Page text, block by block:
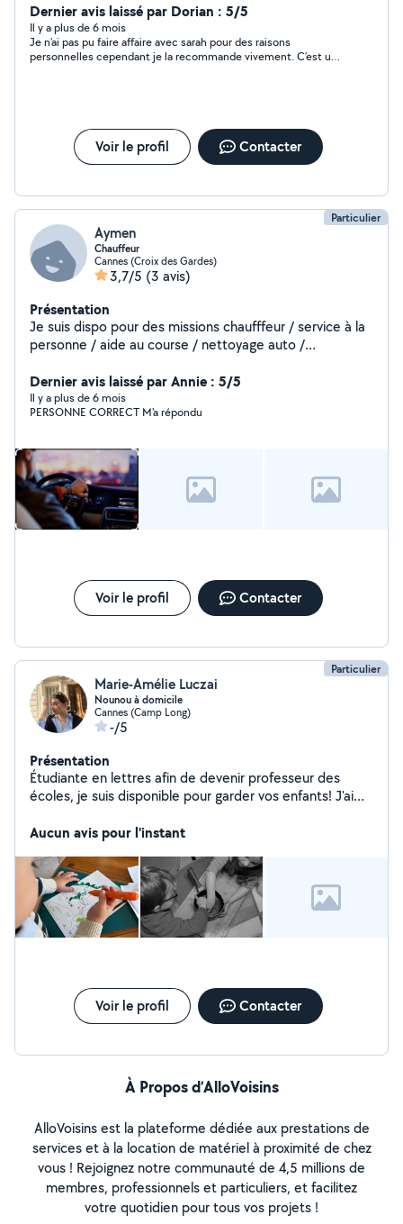
suis forte de plusieurs expériences dans le nettoyage
renforcé et la propreté, j'ai pu exercer en tant que
femme de chambre en hôtellerie, en équipage de
bateau, ainsi que pour des particuliers qui louent leurs
merci :)
Dernier avis laissé par Dorian : 5/5
Il y a plus de 6 mois
Je n’ai pas pu faire affaire avec sarah pour des raisons
personnelles cependant je la recommande vivement. C’est une
Voir le profil Contacter
Particulier
Aymen
Chauffeur
Cannes (Croix des Gardes)
3,7/5 (3 avis)
Présentation
Je suis dispo pour des missions chaufffeur / service à la
personne / aide au course / nettoyage auto /
tout travaux d'appartement je suis véhiculer est
disponible n'hésiter pas à me contacter
Dernier avis laissé par Annie : 5/5
Il y a plus de 6 mois
PERSONNE CORRECT M'a répondu
Voir le profil Contacter
Particulier
Marie-Amélie Luczai
Nounou à domicile
Cannes (Camp Long)
-/5
Présentation
Étudiante en lettres afin de devenir professeur des
écoles, je suis disponible pour garder vos enfants! J'ai
dynamique, sérieuse patiente et douce avec les
Aucun avis pour l'instant
Voir le profil Contacter
À Propos d’AlloVoisins
AlloVoisins est la plateforme dédiée aux prestations de
services et à la location de matériel à proximité de chez
vous ! Rejoignez notre communauté de 4,5 millions de
membres, professionnels et particuliers, et facilitez
votre quotidien pour tous vos projets !